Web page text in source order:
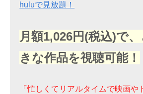
huluで見放題！
月額1,026円(税込)で
きな作品を視聴可能！
「忙しくてリアルタイムで映画や